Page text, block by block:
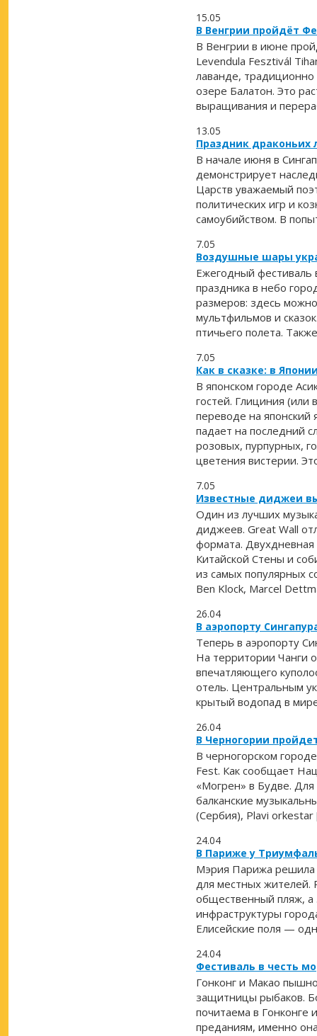
15.05
В Венгрии пройдёт
В Венгрии в июне
Levendula Fesztivál
лаванде, традиционно
озере Балатон. Это
выращивания и
13.05
Праздник драконьих
В начале июня в
демонстрирует
Царств уважаемый
политических игр и
самоубийством. В
7.05
Воздушные шары
Ежегодный
праздника в небо
размеров: здесь
мультфильмов и
птичьего полета.
7.05
Как в сказке: в
В японском городе
гостей. Глициния
переводе на японский
падает на последний
розовых, пурпурных,
цветения вистерии.
7.05
Известные диджеи
Один из лучших
диджеев. Great Wall
формата. Двухдневная
Китайской Стены и
из самых популярных
Ben Klock, Marcel
26.04
В аэропорту
Теперь в аэропорту
На территории Чанги
впечатляющего
отель. Центральным
крытый водопад в
26.04
В Черногории
В черногорском
Fest. Как сообщает
«Могрен» в Будве.
балканские
(Сербия), Plavi
24.04
В Париже у
Мэрия Парижа решила
для местных жителей.
общественный пляж,
инфраструктуры
Елисейские поля —
24.04
Фестиваль в честь
Гонконг и Макао
защитницы рыбаков.
почитаема в Гонконге
преданиям, именно